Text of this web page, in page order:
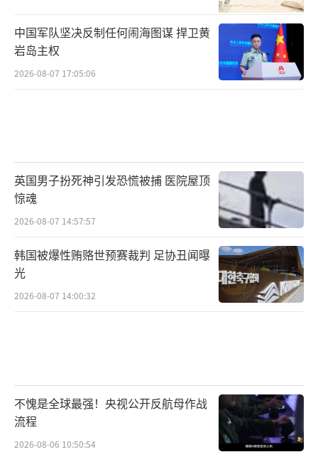
中国军队坚决反制任何闹海图谋 捍卫黄
岩岛主权
2026-08-07 17:05:06
英国男子扮死神引发恐慌被捕 医院屋顶
惊魂
2026-08-07 14:57:57
韩国被爆性贿赂世预赛裁判 足协丑闻曝
光
2026-08-07 14:00:32
不愧是全球最强！央视公开反航母作战
流程
2026-08-06 10:50:54